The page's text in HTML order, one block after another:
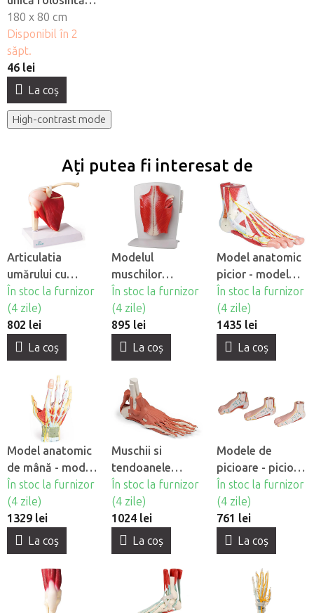
impermeabile
Fabulo, 10 buc
180 x 80 cm
Disponibil în 2
săpt.
46 lei
La coş
High-contrast mode
Ați putea fi interesat de
Articulatia
umărului cu
muschi
În stoc la furnizor
(4 zile)
802 lei
La coş
Modelul
muschilor
spatelui - model
din 4 părti
În stoc la furnizor
(4 zile)
895 lei
La coş
Model anatomic
picior - model
din 9 părti
În stoc la furnizor
(4 zile)
1435 lei
La coş
Model anatomic
de mână - model
din 7 părti
În stoc la furnizor
(4 zile)
1329 lei
La coş
Muschii si
tendoanele
piciorului
În stoc la furnizor
(4 zile)
1024 lei
La coş
Modele de
picioare - picior
normal si
anormal
În stoc la furnizor
(4 zile)
761 lei
La coş